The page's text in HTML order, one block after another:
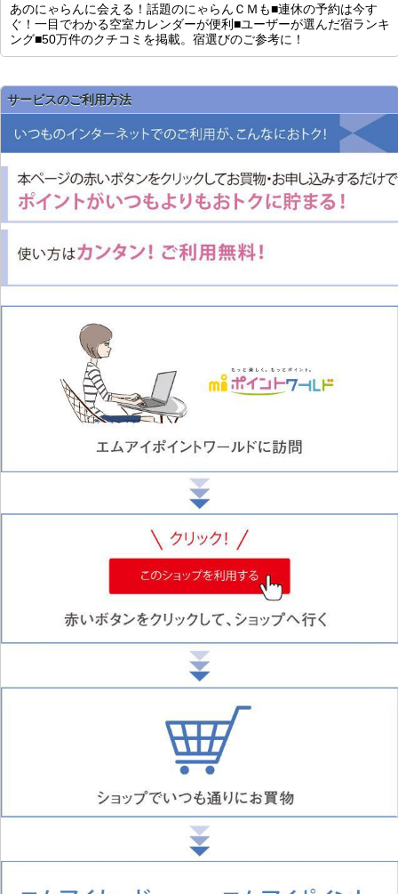
あのにゃらんに会える！話題のにゃらんＣＭも■連休の予約は今す
ぐ！一目でわかる空室カレンダーが便利■ユーザーが選んだ宿ランキ
ング■50万件のクチコミを掲載。宿選びのご参考に！
サービスのご利用方法